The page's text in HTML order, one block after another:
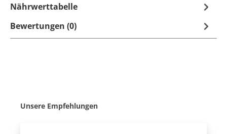
Nährwerttabelle
Bewertungen (0)
Produktgalerie überspringen
Unsere Empfehlungen